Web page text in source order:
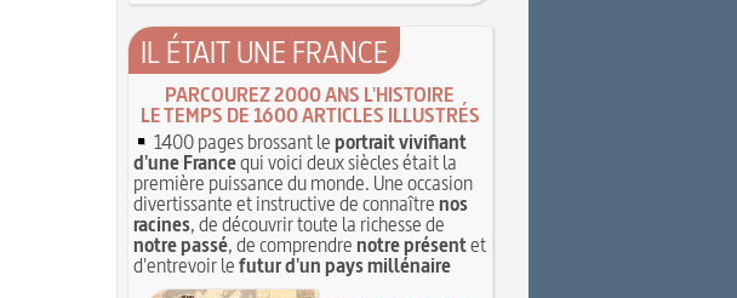
IL ÉTAIT UNE FRANCE
PARCOUREZ 2000 ANS L'HISTOIRE
LE TEMPS DE 1600 ARTICLES ILLUSTRÉS
1400 pages brossant leportrait vivifiant
d'une Francequi voici deux siècles était la
première puissance du monde. Une occasion
divertissante et instructive de connaîtrenos
racines, de découvrir toute la richesse de
notre passé, de comprendrenotre présentet
d'entrevoir lefutur d'un pays millénaire